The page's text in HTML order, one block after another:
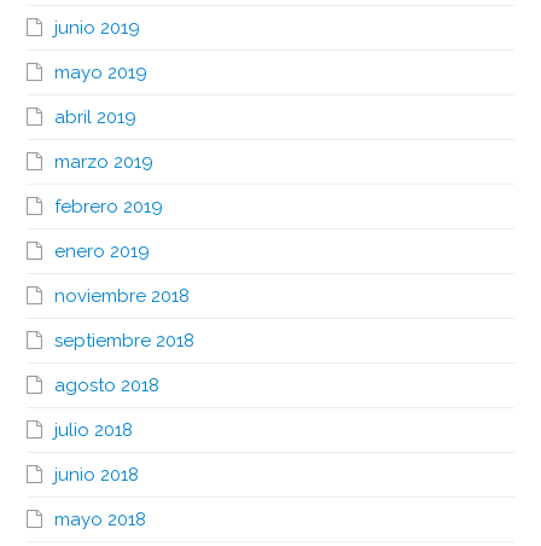
junio 2019
mayo 2019
abril 2019
marzo 2019
febrero 2019
enero 2019
noviembre 2018
septiembre 2018
agosto 2018
julio 2018
junio 2018
mayo 2018